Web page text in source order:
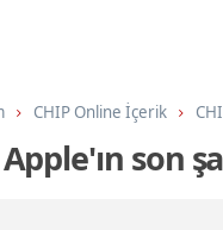
CHIP Online İçerik
son